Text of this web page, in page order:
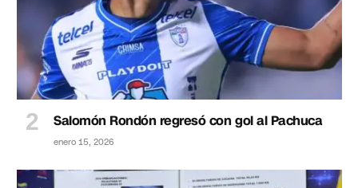
Salomón Rondón regresó con gol al Pachuca
enero 15, 2026